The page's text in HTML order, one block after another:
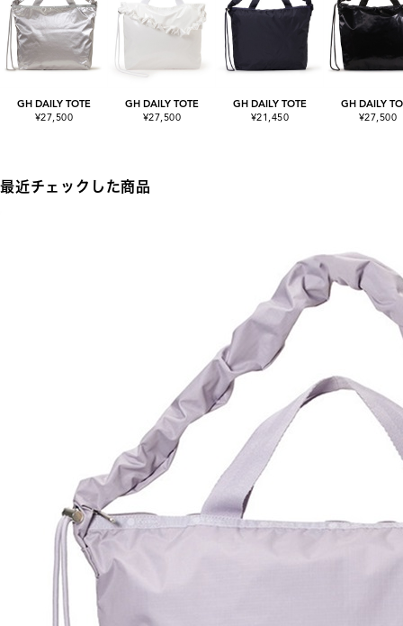
GH DAILY TOTE
¥27,500
GH DAILY TOTE
¥27,500
GH DAILY TOTE
¥21,450
GH DAILY
¥27,500
最近チェックした商品